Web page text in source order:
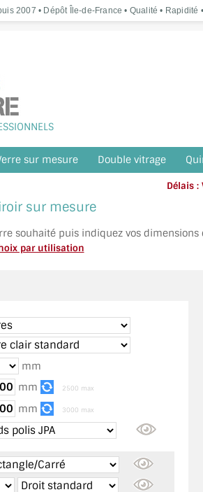
2007 • Dépôt Île-de-France • Qualité • Rapidité
sur mesure Double vitrage
Délais
sur mesure
souhaité puis indiquez vos
par utilisation
mm
mm 2500 max
mm 3000 max